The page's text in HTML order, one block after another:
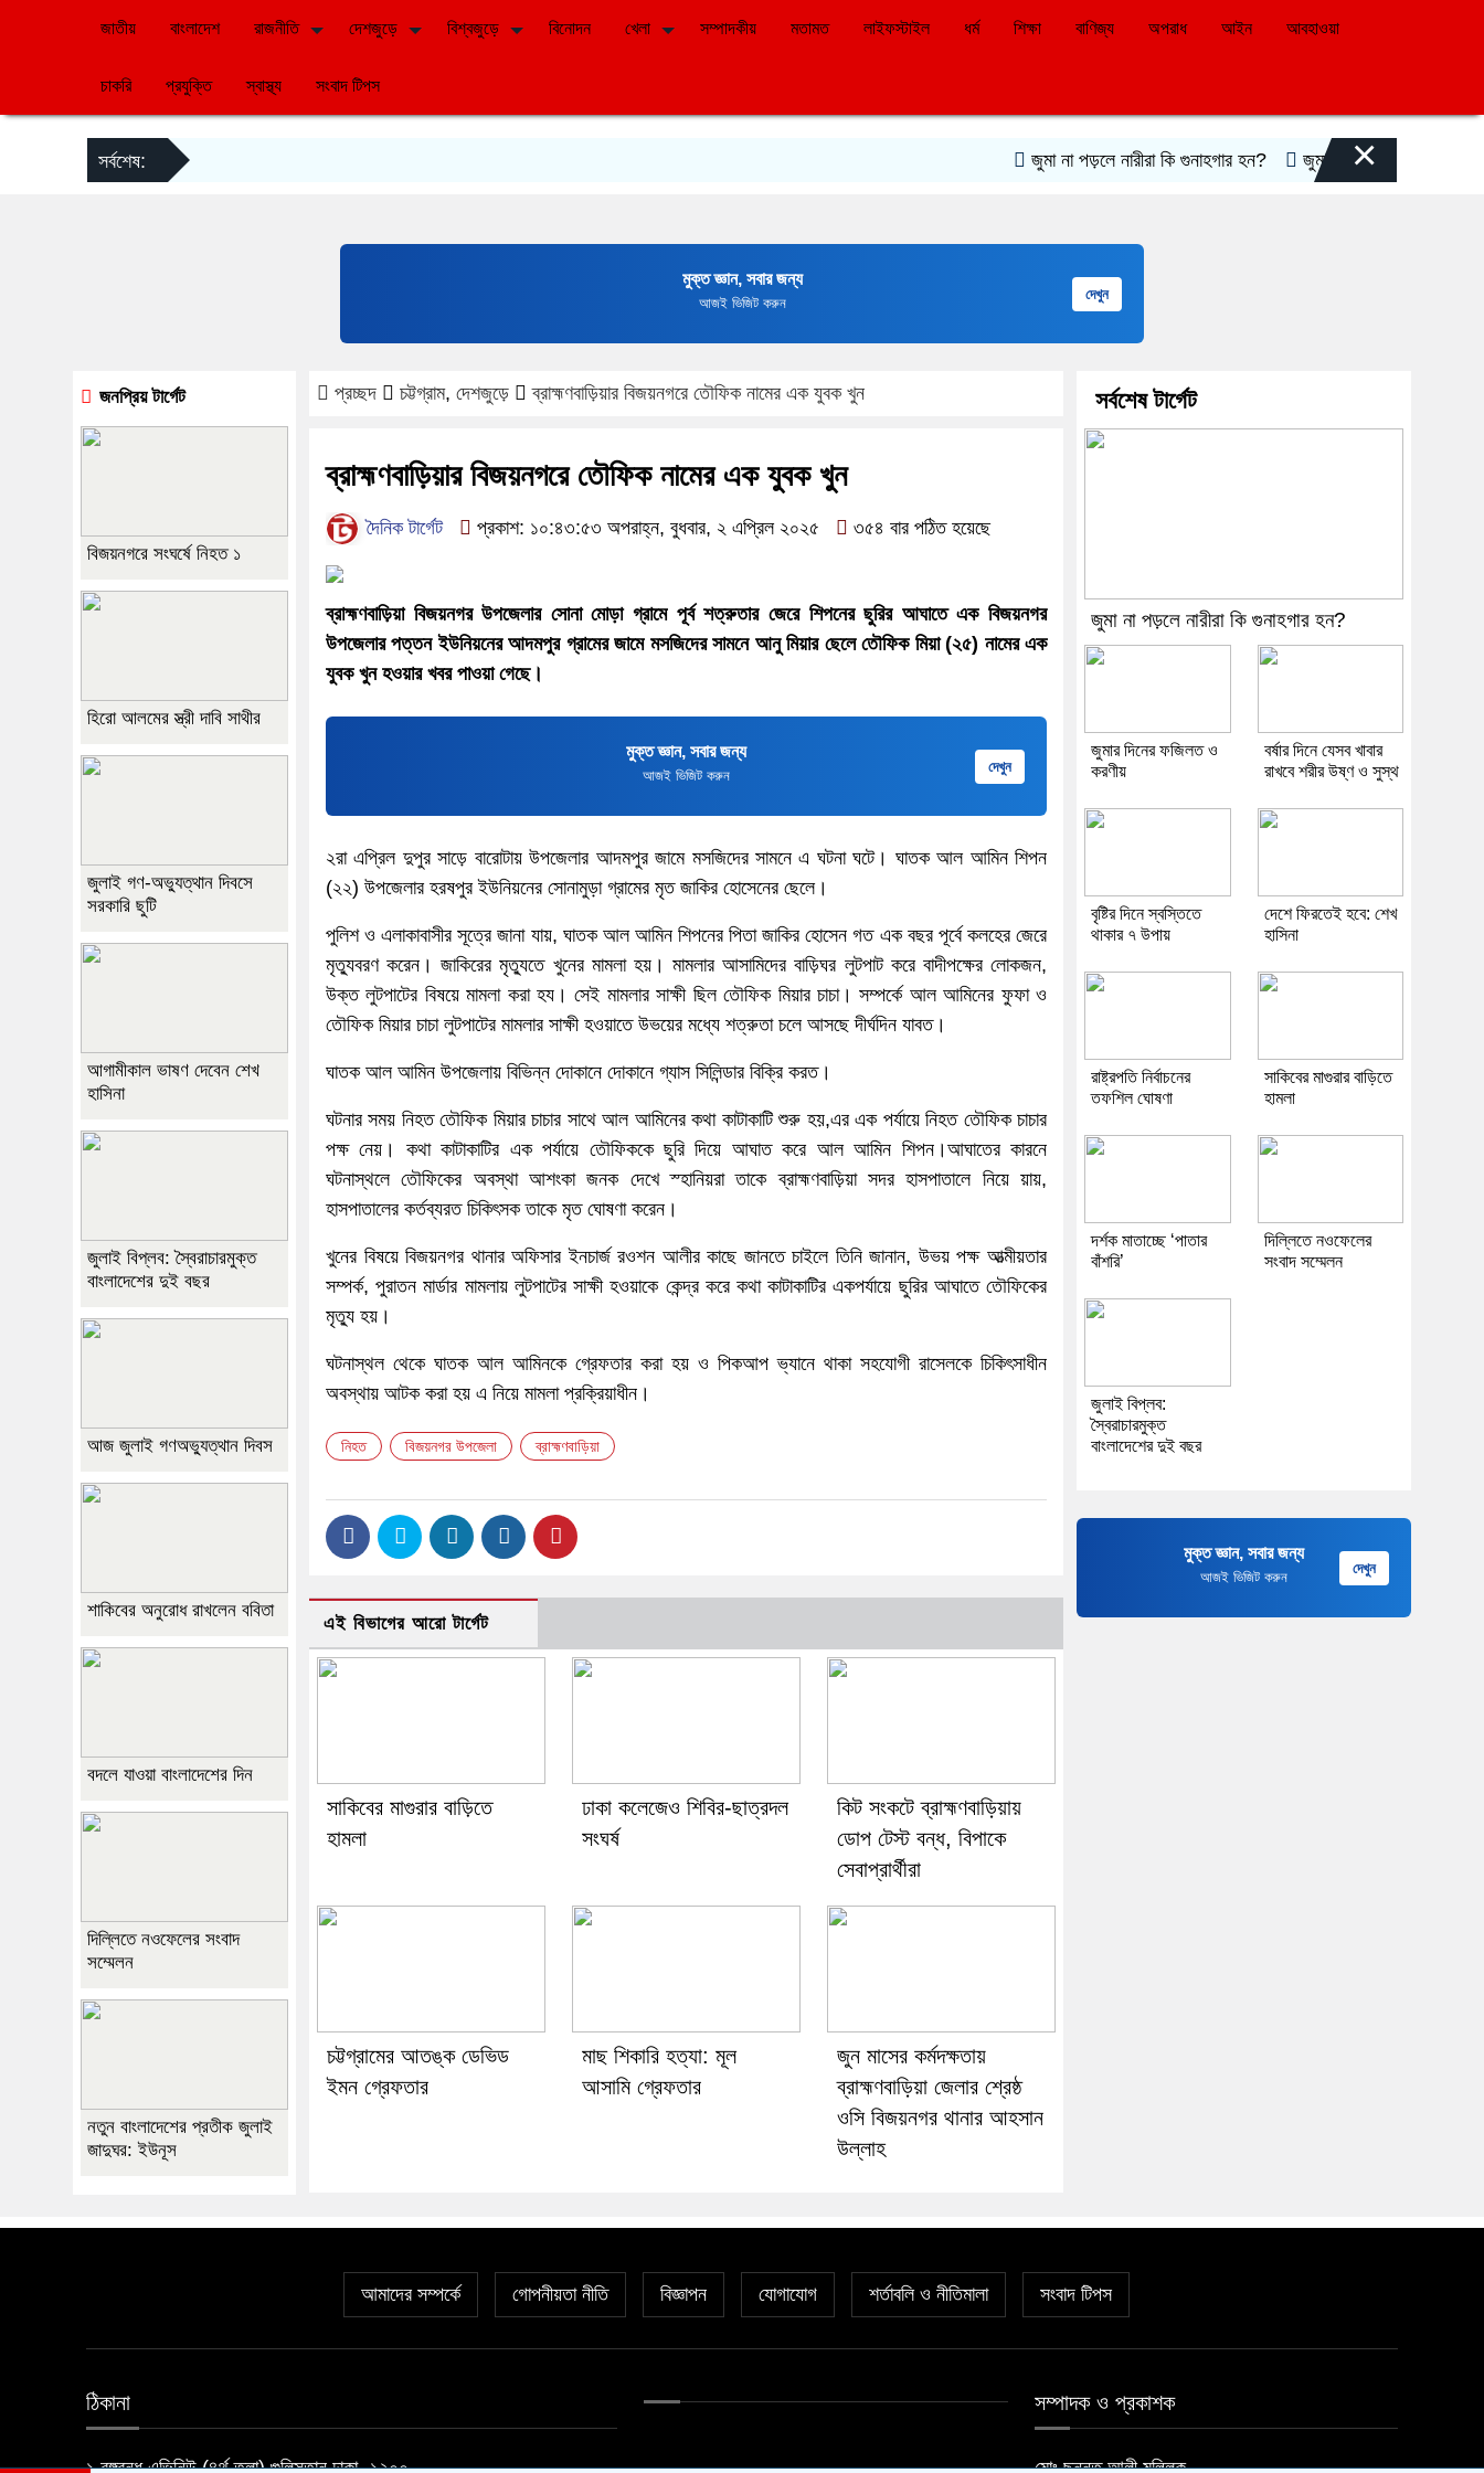
জাতীয় বাংলাদেশ রাজনীতি দেশজুড়ে বিশ্বজুড়ে বিনোদন খেলা সম্পাদকীয় মতামত লাইফস্টাইল ধর্ম শিক্ষা বাণিজ্য অপরাধ আইন আবহাওয়া
চাকরি প্রযুক্তি স্বাস্থ্য সংবাদ টিপস
সর্বশেষ: জুমা না পড়লে নারীরা কি গুনাহগার হন? জুমার দিনের ফজিলত ও করণীয়
×
মুক্ত জ্ঞান, সবার জন্য
আজই ভিজিট করুন
দেখুন
প্রচ্ছদ চট্টগ্রাম, দেশজুড়ে ব্রাহ্মণবাড়িয়ার বিজয়নগরে তৌফিক নামের এক যুবক খুন
ব্রাহ্মণবাড়িয়ার বিজয়নগরে তৌফিক নামের এক যুবক খুন
দৈনিক টার্গেট প্রকাশ: ১০:৪৩:৫৩ অপরাহ্ন, বুধবার, ২ এপ্রিল ২০২৫ ৩৫৪ বার পঠিত হয়েছে
ব্রাহ্মণবাড়িয়া বিজয়নগর উপজেলার সোনা মোড়া গ্রামে পূর্ব শত্রুতার জেরে শিপনের ছুরির আঘাতে এক বিজয়নগর
উপজেলার পত্তন ইউনিয়নের আদমপুর গ্রামের জামে মসজিদের সামনে আনু মিয়ার ছেলে তৌফিক মিয়া (২৫) নামের এক
যুবক খুন হওয়ার খবর পাওয়া গেছে।
মুক্ত জ্ঞান, সবার জন্য
আজই ভিজিট করুন
দেখুন
২রা এপ্রিল দুপুর সাড়ে বারোটায় উপজেলার আদমপুর জামে মসজিদের সামনে এ ঘটনা ঘটে। ঘাতক আল আমিন শিপন
(২২) উপজেলার হরষপুর ইউনিয়নের সোনামুড়া গ্রামের মৃত জাকির হোসেনের ছেলে।
পুলিশ ও এলাকাবাসীর সূত্রে জানা যায়, ঘাতক আল আমিন শিপনের পিতা জাকির হোসেন গত এক বছর পূর্বে কলহের জেরে
মৃত্যুবরণ করেন। জাকিরের মৃত্যুতে খুনের মামলা হয়। মামলার আসামিদের বাড়িঘর লুটপাট করে বাদীপক্ষের লোকজন,
উক্ত লুটপাটের বিষয়ে মামলা করা হয। সেই মামলার সাক্ষী ছিল তৌফিক মিয়ার চাচা। সম্পর্কে আল আমিনের ফুফা ও
তৌফিক মিয়ার চাচা লুটপাটের মামলার সাক্ষী হওয়াতে উভয়ের মধ্যে শত্রুতা চলে আসছে দীর্ঘদিন যাবত।
ঘাতক আল আমিন উপজেলায় বিভিন্ন দোকানে দোকানে গ্যাস সিলিন্ডার বিক্রি করত।
ঘটনার সময় নিহত তৌফিক মিয়ার চাচার সাথে আল আমিনের কথা কাটাকাটি শুরু হয়,এর এক পর্যায়ে নিহত তৌফিক চাচার
পক্ষ নেয়। কথা কাটাকাটির এক পর্যায়ে তৌফিককে ছুরি দিয়ে আঘাত করে আল আমিন শিপন।আঘাতের কারনে
ঘটনাস্থলে তৌফিকের অবস্থা আশংকা জনক দেখে স্হানিয়রা তাকে ব্রাহ্মণবাড়িয়া সদর হাসপাতালে নিয়ে য়ায়,
হাসপাতালের কর্তব্যরত চিকিৎসক তাকে মৃত ঘোষণা করেন।
খুনের বিষয়ে বিজয়নগর থানার অফিসার ইনচার্জ রওশন আলীর কাছে জানতে চাইলে তিনি জানান, উভয় পক্ষ আত্মীয়তার
সম্পর্ক, পুরাতন মার্ডার মামলায় লুটপাটের সাক্ষী হওয়াকে কেন্দ্র করে কথা কাটাকাটির একপর্যায়ে ছুরির আঘাতে তৌফিকের
মৃত্যু হয়।
ঘটনাস্থল থেকে ঘাতক আল আমিনকে গ্রেফতার করা হয় ও পিকআপ ভ্যানে থাকা সহযোগী রাসেলকে চিকিৎসাধীন
অবস্থায় আটক করা হয় এ নিয়ে মামলা প্রক্রিয়াধীন।
নিহত বিজয়নগর উপজেলা ব্রাহ্মণবাড়িয়া
এই বিভাগের আরো টার্গেট
সাকিবের মাগুরার বাড়িতে
হামলা
ঢাকা কলেজেও শিবির-ছাত্রদল
সংঘর্ষ
কিট সংকটে ব্রাহ্মণবাড়িয়ায়
ডোপ টেস্ট বন্ধ, বিপাকে
সেবাপ্রার্থীরা
চট্টগ্রামের আতঙ্ক ডেভিড
ইমন গ্রেফতার
মাছ শিকারি হত্যা: মূল
আসামি গ্রেফতার
জুন মাসের কর্মদক্ষতায়
ব্রাহ্মণবাড়িয়া জেলার শ্রেষ্ঠ
ওসি বিজয়নগর থানার আহসান
উল্লাহ
জনপ্রিয় টার্গেট
বিজয়নগরে সংঘর্ষে নিহত ১
হিরো আলমের স্ত্রী দাবি সাথীর
জুলাই গণ-অভ্যুত্থান দিবসে
সরকারি ছুটি
আগামীকাল ভাষণ দেবেন শেখ
হাসিনা
জুলাই বিপ্লব: স্বৈরাচারমুক্ত
বাংলাদেশের দুই বছর
আজ জুলাই গণঅভ্যুত্থান দিবস
শাকিবের অনুরোধ রাখলেন ববিতা
বদলে যাওয়া বাংলাদেশের দিন
দিল্লিতে নওফেলের সংবাদ
সম্মেলন
নতুন বাংলাদেশের প্রতীক জুলাই
জাদুঘর: ইউনূস
সর্বশেষ টার্গেট
জুমা না পড়লে নারীরা কি গুনাহগার হন?
জুমার দিনের ফজিলত ও
করণীয়
বর্ষার দিনে যেসব খাবার
রাখবে শরীর উষ্ণ ও সুস্থ
বৃষ্টির দিনে স্বস্তিতে
থাকার ৭ উপায়
দেশে ফিরতেই হবে: শেখ
হাসিনা
রাষ্ট্রপতি নির্বাচনের
তফশিল ঘোষণা
সাকিবের মাগুরার বাড়িতে
হামলা
দর্শক মাতাচ্ছে ‘পাতার
বাঁশরি’
দিল্লিতে নওফেলের
সংবাদ সম্মেলন
জুলাই বিপ্লব:
স্বৈরাচারমুক্ত
বাংলাদেশের দুই বছর
মুক্ত জ্ঞান, সবার জন্য
আজই ভিজিট করুন
দেখুন
আমাদের সম্পর্কে গোপনীয়তা নীতি বিজ্ঞাপন যোগাযোগ শর্তাবলি ও নীতিমালা সংবাদ টিপস
ঠিকানা
১ বঙ্গবন্ধু এভিনিউ (৪র্থ তলা) গুলিস্তান ঢাকা- ১২০০
সম্পাদক ও প্রকাশক
মোঃ ছুন্নত আলী মল্লিক